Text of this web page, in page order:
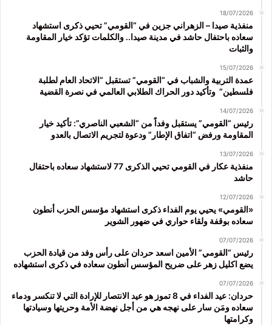
18/07/2026
منفذية صيدا – الزهراني جزين في “القومي” تحيي ذكرى استشهاد
سعاده باحتفال حاشد في مدينة صيدا.. والكلمات تؤكد خيار المقاومة
والثبات
15/07/2026
عمدة التربية والشباب في “القومي” تستقبل “الاتحاد العام لطلبة
فلسطين” وتأكيد دور الحراك الطلابي العالمي في نصرة القضية
14/07/2026
رئيس “القومي” يستقبل وفداً من “الشعبي الناصري”: تأكيد خيار
المقاومة ورفض “اتفاق الإطار” ودعوة لتجريم الاتصال بالعدو
13/07/2026
منفذية عكار في القومي تحيي الذكرى 77 لاستشهاد سعاده باحتفال
حاشد
12/07/2026
«القومي» يحيي يوم الفداء ذكرى استشهاد مؤسس الحزب أنطون
سعاده بوقفة ولقاء حواري في ضهور الشوير
07/07/2026
رئيس “القومي” الأمين اسعد حردان على رأس وفد من قيادة الحزب
يضع اكليل زهر على ضريح المؤسس أنطون سعاده في ذكرى استشهاده
07/07/2026
حردان: عيد الفداء في 8 تموز هو عيد الانتصار للإرادة التي لا تنكسر ودماء
سعاده ومَن سار على نهجه هي من أجل نهضة الأمة وحريتها وسيادتها
وكرامتها